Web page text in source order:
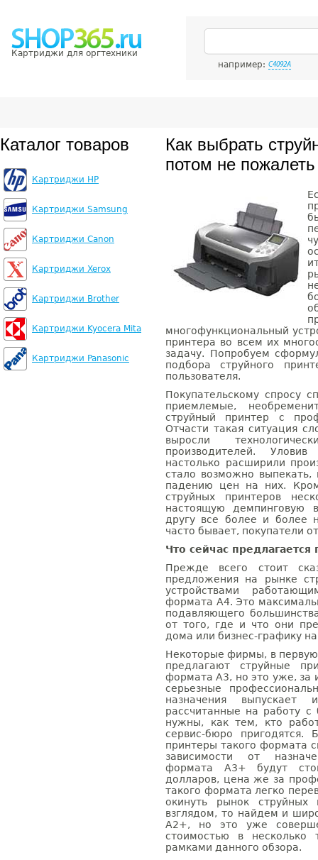
Картриджи для оргтехники
например: C4092A
Каталог товаров
Картриджи HP
Картриджи Samsung
Картриджи Canon
Картриджи Xerox
Картриджи Brother
Картриджи Kyocera Mita
Картриджи Panasonic
Как выбрать
потом не пожалеть
многофункциональный
принтера во всем их
задачу. Попробуем
подбора струйного
пользователя.
Покупательскому спросу
приемлемые,
струйный принтер с
Отчасти такая ситуация
выросли
производителей.
настолько расширили
стало возможно выпекать,
падению цен на них.
струйных принтеров
настоящую демпинговую
другу все более и более
часто бывает, покупатели
Что сейчас предлагается
Прежде всего стоит
предложения на рынке
устройствами
формата А4. Это
подавляющего
от того, где и что они
дома или бизнес-графику
Некоторые фирмы, в
предлагают струйные
формата А3, но это уже, за
серьезные
назначения
рассчитанные на работу
нужны, как тем, кто
сервис-бюро пригодятся.
принтеры такого формата
зависимости от
формата А3+ будут
долларов, цена же за
такого формата легко
окинуть рынок
взглядом, то найдем и
А2+, но это уже
стоимостью в
рамками данного обзора.